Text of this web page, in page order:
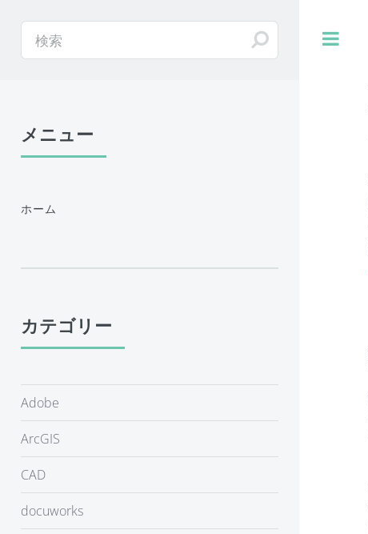
メニュー
ホーム
カテゴリー
Adobe
ArcGIS
CAD
docuworks